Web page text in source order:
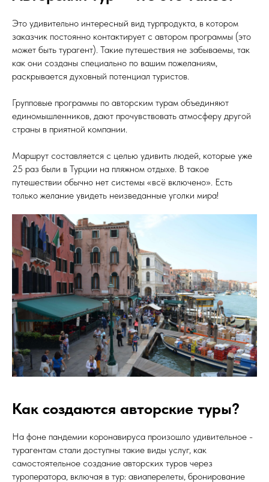
Это удивительно интересный вид турпродукта, в котором
заказчик постоянно контактирует с автором программы (это
может быть турагент). Такие путешествия не забываемы, так
как они созданы специально по вашим пожеланиям,
раскрывается духовный потенциал туристов.
Групповые программы по авторским турам объединяют
единомышленников, дают прочувствовать атмосферу другой
страны в приятной компании.
Маршрут составляется с целью удивить людей, которые уже
25 раз были в Турции на пляжном отдыхе. В такое
путешествии обычно нет системы «всё включено». Есть
только желание увидеть неизведанные уголки мира!
Как создаются авторские туры?
На фоне пандемии коронавируса произошло удивительное -
турагентам стали доступны такие виды услуг, как
самостоятельное создание авторских туров через
туроператора, включая в тур: авиаперелеты, бронирование